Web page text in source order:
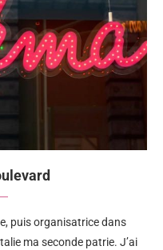
puis organisatrice dans
ma seconde patrie. J’ai